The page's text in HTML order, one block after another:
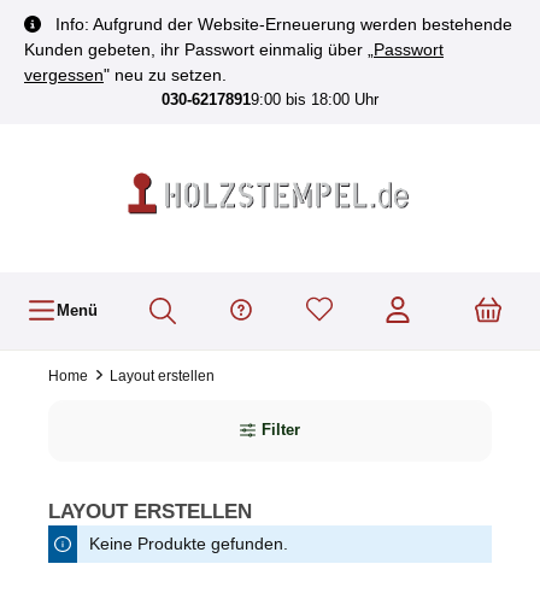
springen
Info: Aufgrund der Website-Erneuerung werden bestehende
Kunden gebeten, ihr Passwort einmalig über „ Passwort
vergessen" neu zu setzen.
030-62178919:00 bis 18:00 Uhr
Menü
Home Layout erstellen
Filter
LAYOUT ERSTELLEN
Keine Produkte gefunden.